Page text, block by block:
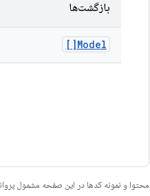
بازگشت‌ها
Model[]
محتوا و نمونه کدها در این صفحه مشمول